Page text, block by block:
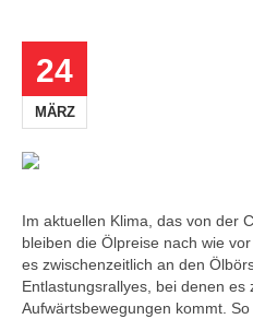
24
MÄRZ
Im aktuellen Klima, das von der
bleiben die Ölpreise nach wie
es zwischenzeitlich an den
Entlastungsrallyes, bei denen es
Aufwärtsbewegungen kommt.